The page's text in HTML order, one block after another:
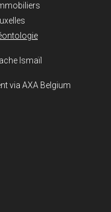
Ismaïl
via AXA Belgium